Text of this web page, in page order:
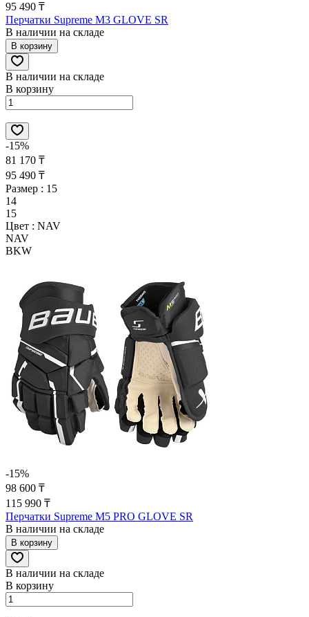
95 490 ₸
Перчатки Supreme M3 GLOVE SR
В наличии на складе
В корзину
В наличии на складе
В корзину
-15%
81 170 ₸
95 490 ₸
Размер : 15
14
15
Цвет : NAV
NAV
BKW
-15%
98 600 ₸
115 990 ₸
Перчатки Supreme M5 PRO GLOVE SR
В наличии на складе
В корзину
В наличии на складе
В корзину